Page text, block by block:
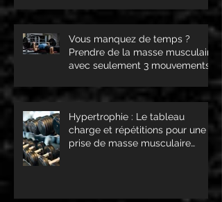
Vous manquez de temps ?
Prendre de la masse musculaire
avec seulement 3 mouvements
Hypertrophie : Le tableau
charge et répétitions pour une
prise de masse musculaire